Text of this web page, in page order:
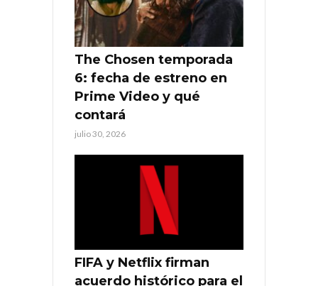
The Chosen temporada
6: fecha de estreno en
Prime Video y qué
contará
julio 30, 2026
FIFA y Netflix firman
acuerdo histórico para el